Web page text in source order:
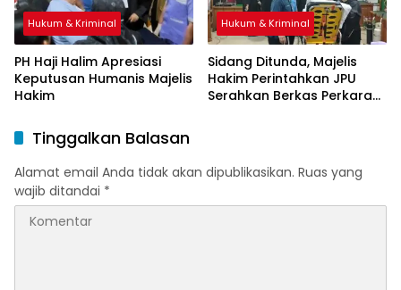
Hukum & Kriminal
PH Haji Halim Apresiasi
Keputusan Humanis Majelis
Hakim
Hukum & Kriminal
Sidang Ditunda, Majelis
Hakim Perintahkan JPU
Serahkan Berkas Perkara
Tinggalkan Balasan
Alamat email Anda tidak akan dipublikasikan. Ruas yang
wajib ditandai *